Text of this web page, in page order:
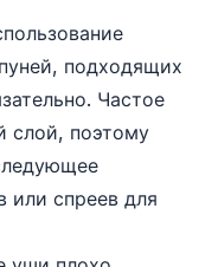
подходящих
Частое
слой, поэтому
или спреев для